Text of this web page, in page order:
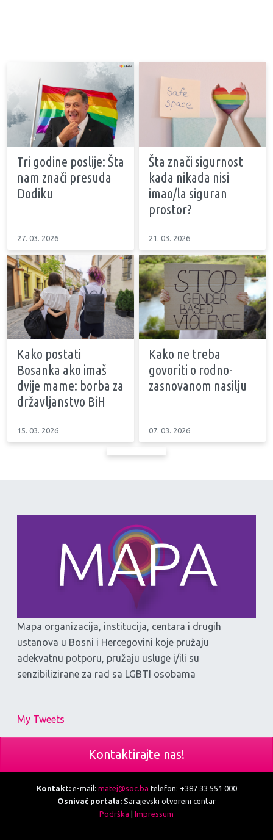
Tri godine poslije: Šta
nam znači presuda
Dodiku
27. 03. 2026
Šta znači sigurnost
kada nikada nisi
imao/la siguran
prostor?
21. 03. 2026
Kako postati
Bosanka ako imaš
dvije mame: borba za
državljanstvo BiH
15. 03. 2026
Kako ne treba
govoriti o rodno-
zasnovanom nasilju
07. 03. 2026
Mapa organizacija, institucija, centara i drugih
ustanova u Bosni i Hercegovini koje pružaju
adekvatnu potporu, pružaju usluge i/ili su
senzibilizirane za rad sa LGBTI osobama
My Tweets
Kontaktirajte nas!
Kontakt:e-mail: matej@soc.ba telefon: +387 33 551 000
Osnivač portala: Sarajevski otvoreni centar
Podrška | Impressum